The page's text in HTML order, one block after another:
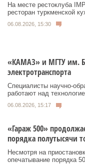
На месте рестоклуба
ресторан туркменской
06.08.2026, 15:30
«КАМАЗ» и МГТУ им.
электротранспорта
Специалисты научно-
работают над
06.08.2026, 15:17
«Гараж 500»
порядка полутысячи
Несмотря на
опечатывание порядка